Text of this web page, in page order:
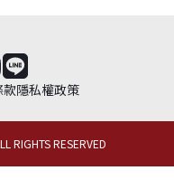
款隱私權政策
RIGHTS RESERVED